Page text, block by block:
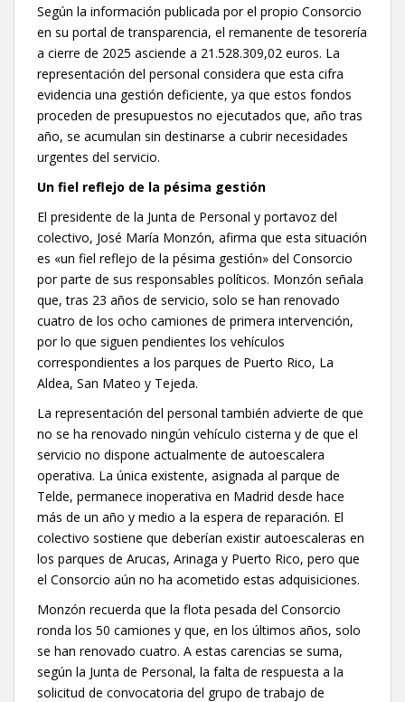
Según la información publicada por el propio Consorcio
en su portal de transparencia, el remanente de tesorería
a cierre de 2025 asciende a 21.528.309,02 euros. La
representación del personal considera que esta cifra
evidencia una gestión deficiente, ya que estos fondos
proceden de presupuestos no ejecutados que, año tras
año, se acumulan sin destinarse a cubrir necesidades
urgentes del servicio.
Un fiel reflejo de la pésima gestión
El presidente de la Junta de Personal y portavoz del
colectivo, José María Monzón, afirma que esta situación
es «un fiel reflejo de la pésima gestión» del Consorcio
por parte de sus responsables políticos. Monzón señala
que, tras 23 años de servicio, solo se han renovado
cuatro de los ocho camiones de primera intervención,
por lo que siguen pendientes los vehículos
correspondientes a los parques de Puerto Rico, La
Aldea, San Mateo y Tejeda.
La representación del personal también advierte de que
no se ha renovado ningún vehículo cisterna y de que el
servicio no dispone actualmente de autoescalera
operativa. La única existente, asignada al parque de
Telde, permanece inoperativa en Madrid desde hace
más de un año y medio a la espera de reparación. El
colectivo sostiene que deberían existir autoescaleras en
los parques de Arucas, Arinaga y Puerto Rico, pero que
el Consorcio aún no ha acometido estas adquisiciones.
Monzón recuerda que la flota pesada del Consorcio
ronda los 50 camiones y que, en los últimos años, solo
se han renovado cuatro. A estas carencias se suma,
según la Junta de Personal, la falta de respuesta a la
solicitud de convocatoria del grupo de trabajo de